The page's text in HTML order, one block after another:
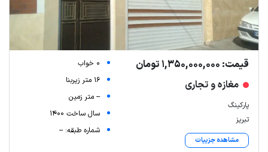
قیمت: 1,350,000,000 تومان
مغازه و تجاری
پارکینگ
تبریز
مشاهده جزییات
0 خواب
16 متر زیربنا
-- متر زمین
سال ساخت 1400
شماره طبقه: --